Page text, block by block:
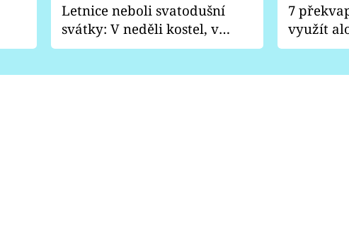
Letnice neboli svatodušní
svátky: V neděli kostel, v
pondělí zábava
7
využít